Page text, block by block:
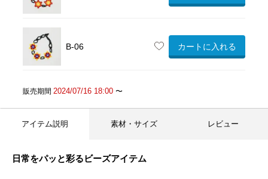
B-06 カートに入れる
販売期間 2024/07/16 18:00〜
アイテム説明 素材・サイズ レビュー
日常をパッと彩るビーズアイテム